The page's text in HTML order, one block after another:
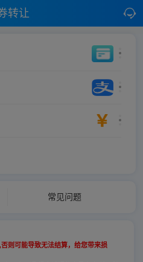
转让
常见问题
则可能导致无法结算，给您带来损